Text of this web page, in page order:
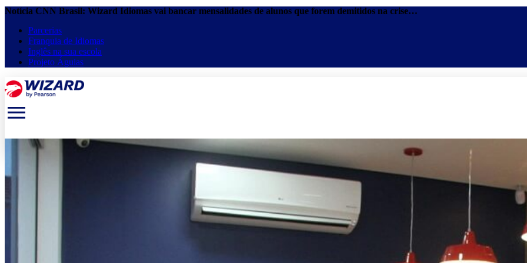
Notícia CNN Brasil: Wizard Idiomas vai bancar mensalidades de alunos que forem demitidos na crise - Notícias - Blog
Parcerias
Franquia de Idiomas
Inglês na sua escola
Projeto Águias
menu
Estude onlinekeyboard_arrow_down Cursos presenciaiskeyboard_arrow_down